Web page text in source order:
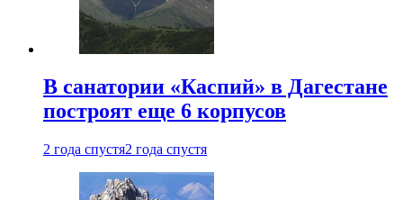
В санатории «Каспий» в Дагестане
построят еще 6 корпусов
2 года спустя2 года спустя